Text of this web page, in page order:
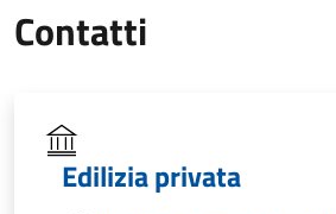
Contatti
Edilizia privata